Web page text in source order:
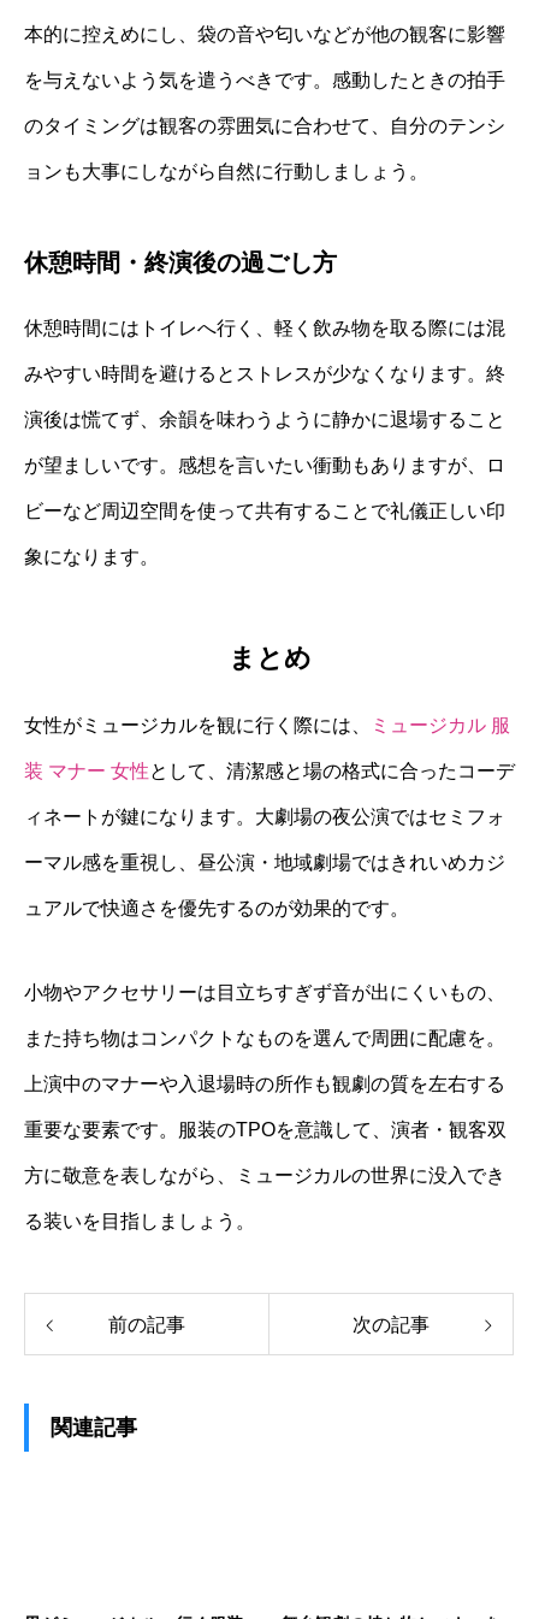
本的に控えめにし、袋の音や匂いなどが他の観客に影響
を与えないよう気を遣うべきです。感動したときの拍手
のタイミングは観客の雰囲気に合わせて、自分のテンシ
ョンも大事にしながら自然に行動しましょう。
休憩時間・終演後の過ごし方
休憩時間にはトイレへ行く、軽く飲み物を取る際には混
みやすい時間を避けるとストレスが少なくなります。終
演後は慌てず、余韻を味わうように静かに退場すること
が望ましいです。感想を言いたい衝動もありますが、ロ
ビーなど周辺空間を使って共有することで礼儀正しい印
象になります。
まとめ
女性がミュージカルを観に行く際には、 ミュージカル 服
装 マナー 女性として、清潔感と場の格式に合ったコーデ
ィネートが鍵になります。大劇場の夜公演ではセミフォ
ーマル感を重視し、昼公演・地域劇場ではきれいめカジ
ュアルで快適さを優先するのが効果的です。
小物やアクセサリーは目立ちすぎず音が出にくいもの、
また持ち物はコンパクトなものを選んで周囲に配慮を。
上演中のマナーや入退場時の所作も観劇の質を左右する
重要な要素です。服装のTPOを意識して、演者・観客双
方に敬意を表しながら、ミュージカルの世界に没入でき
る装いを目指しましょう。
前の記事 次の記事
関連記事